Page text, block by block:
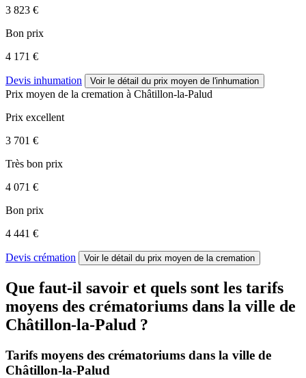
3 823 €
Bon prix
4 171 €
Devis inhumation Voir le détail du prix moyen de l'inhumation
Prix moyen de la cremation à Châtillon-la-Palud
Prix excellent
3 701 €
Très bon prix
4 071 €
Bon prix
4 441 €
Devis crémation Voir le détail du prix moyen de la cremation
Que faut-il savoir et quels sont les tarifs
moyens des crématoriums dans la ville de
Châtillon-la-Palud ?
Tarifs moyens des crématoriums dans la ville de
Châtillon-la-Palud